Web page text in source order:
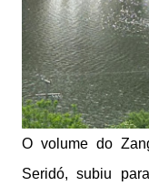
O volume do
Seridó, subiu